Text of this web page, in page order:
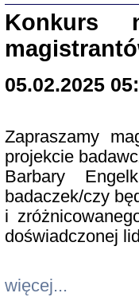
Konkurs
05.02.2025
Zapraszamy
projekcie
Barbary
badaczek/czy
i
doświadczonej
więcej...